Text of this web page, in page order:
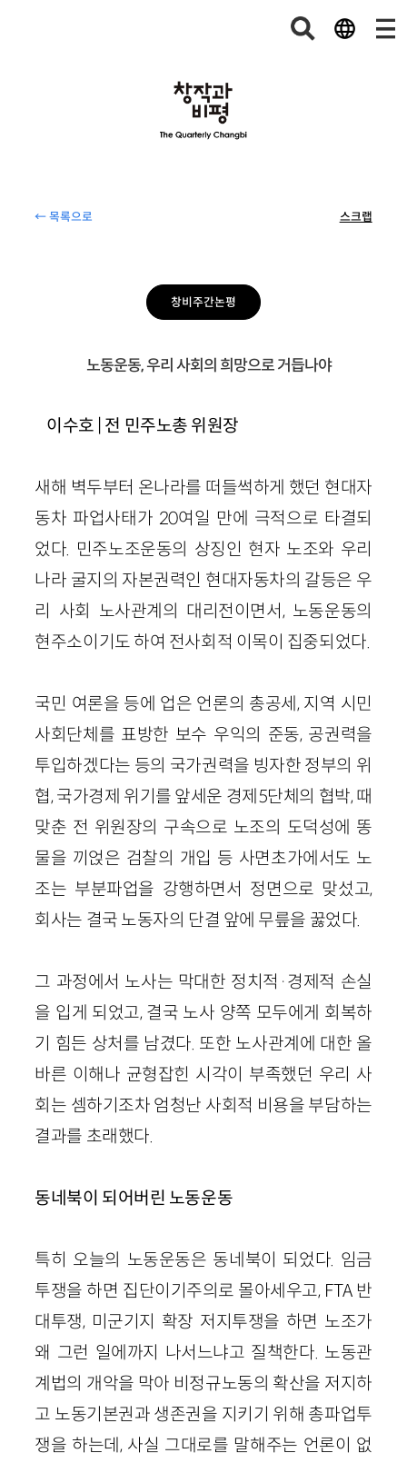
← 목록으로 스크랩
창비주간논평
노동운동, 우리 사회의 희망으로 거듭나야
이수호 | 전 민주노총 위원장
새해 벽두부터 온나라를 떠들썩하게 했던 현대자
동차 파업사태가 20여일 만에 극적으로 타결되
었다. 민주노조운동의 상징인 현자 노조와 우리
나라 굴지의 자본권력인 현대자동차의 갈등은 우
리 사회 노사관계의 대리전이면서, 노동운동의
현주소이기도 하여 전사회적 이목이 집중되었다.
국민 여론을 등에 업은 언론의 총공세, 지역 시민
사회단체를 표방한 보수 우익의 준동, 공권력을
투입하겠다는 등의 국가권력을 빙자한 정부의 위
협, 국가경제 위기를 앞세운 경제5단체의 협박, 때
맞춘 전 위원장의 구속으로 노조의 도덕성에 똥
물을 끼얹은 검찰의 개입 등 사면초가에서도 노
조는 부분파업을 강행하면서 정면으로 맞섰고,
회사는 결국 노동자의 단결 앞에 무릎을 꿇었다.
그 과정에서 노사는 막대한 정치적·경제적 손실
을 입게 되었고, 결국 노사 양쪽 모두에게 회복하
기 힘든 상처를 남겼다. 또한 노사관계에 대한 올
바른 이해나 균형잡힌 시각이 부족했던 우리 사
회는 셈하기조차 엄청난 사회적 비용을 부담하는
결과를 초래했다.
동네북이 되어버린 노동운동
특히 오늘의 노동운동은 동네북이 되었다. 임금
투쟁을 하면 집단이기주의로 몰아세우고, FTA 반
대투쟁, 미군기지 확장 저지투쟁을 하면 노조가
왜 그런 일에까지 나서느냐고 질책한다. 노동관
계법의 개악을 막아 비정규노동의 확산을 저지하
고 노동기본권과 생존권을 지키기 위해 총파업투
쟁을 하는데, 사실 그대로를 말해주는 언론이 없